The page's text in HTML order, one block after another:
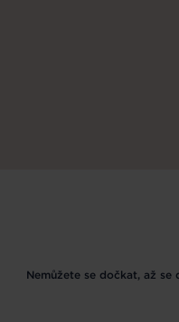
Nemůžete se dočkat, až se